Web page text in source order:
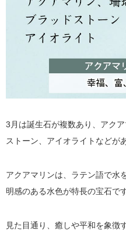
3月は誕生石が複数あり、アク
ストーン、アイオライトなどが
アクアマリンは、ラテン語で水
明感のある水色が特長の宝石で
見た目通り、癒しや平和を象徴